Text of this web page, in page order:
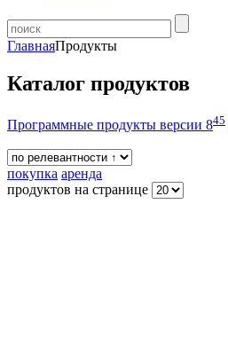
ГлавнаяПродукты
Каталог продуктов
Программные продукты версии 845
покупка аренда
продуктов на странице